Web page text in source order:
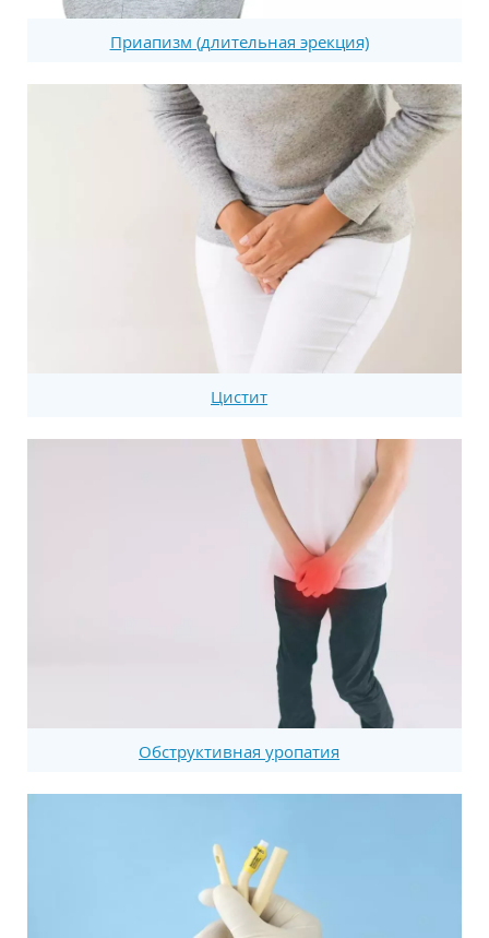
Приапизм (длительная эрекция)
Цистит
Обструктивная уропатия